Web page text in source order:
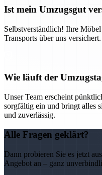
Ist mein Umzugsgut
Selbstverständlich! Ihre
Transports über uns versichert.
Wie läuft der
Unser Team erscheint
sorgfältig ein und bringt alles
und zuverlässig.
Alle Fragen geklärt?
Dann probieren Sie es jetzt
Angebot an – ganz